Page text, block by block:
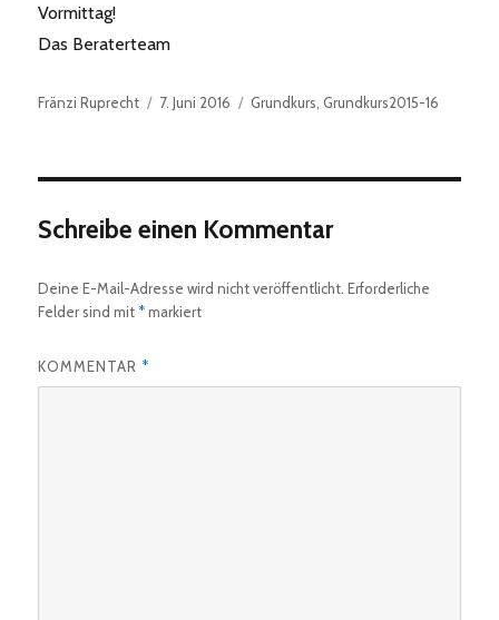
Vormittag!
Das Beraterteam
Autor
Fränzi Ruprecht
Veröffentlicht
7. Juni 2016 Kategorien
Grundkurs Grundkurs2015-16
Schreibe einen Kommentar
Deine E-Mail-Adresse wird nicht veröffentlicht. Erforderliche
Felder sind mit *markiert
KOMMENTAR *